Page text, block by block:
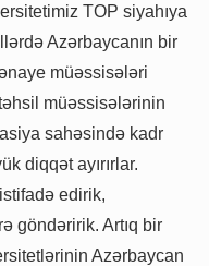
TOP siyahıya
Azərbaycanın bir
müəssisələri
müəssisələrinin
sahəsində kadr
diqqət ayırırlar.
edirik,
göndəririk. Artıq bir
Azərbaycan